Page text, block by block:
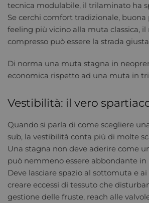
tecnica modulabile, il trilaminato ha
Se cerchi comfort tradizionale,
feeling più vicino alla muta classica, il
compresso può essere la strada
Di norma una muta stagna in
economica rispetto ad una muta in
Vestibilità: il vero
Quando si parla di come scegliere
sub, la vestibilità conta più di molte
Una stagna non deve aderire come
può nemmeno essere abbondante in
Deve lasciare spazio al sottomuta e
creare eccessi di tessuto che
gestione delle fruste, reach alle